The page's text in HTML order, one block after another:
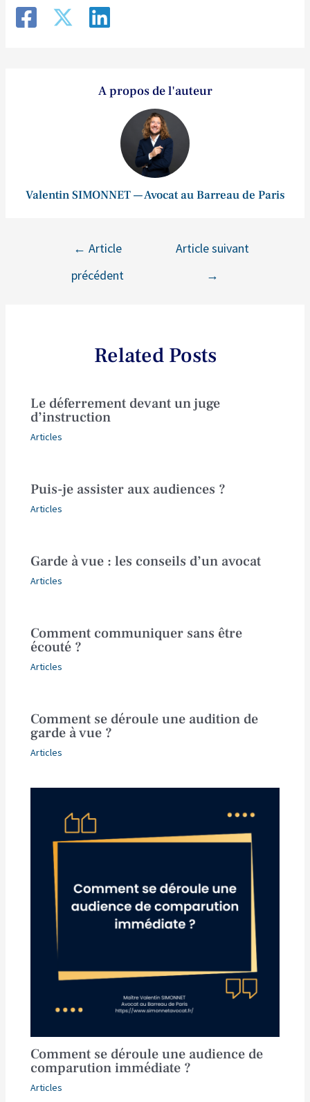
A propos de l'auteur
Valentin SIMONNET — Avocat au Barreau de Paris
← Article
précédent
Article suivant
→
Related Posts
Le déferrement devant un juge
d’instruction
Articles
Puis-je assister aux audiences ?
Articles
Garde à vue : les conseils d’un avocat
Articles
Comment communiquer sans être
écouté ?
Articles
Comment se déroule une audition de
garde à vue ?
Articles
Comment se déroule une audience de
comparution immédiate ?
Articles